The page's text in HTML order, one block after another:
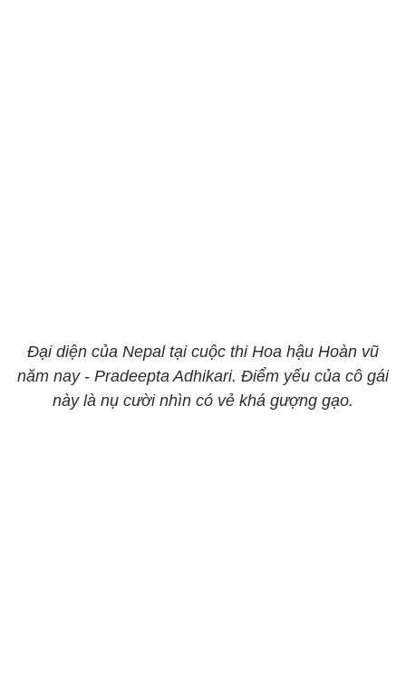
Đại diện của Nepal tại cuộc thi Hoa hậu Hoàn vũ
năm nay - Pradeepta Adhikari. Điểm yếu của cô gái
này là nụ cười nhìn có vẻ khá gượng gạo.